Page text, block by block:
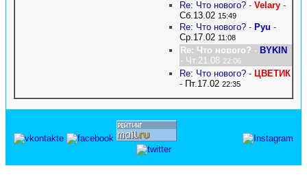
Re: Что нового? - Velary -
Сб.13.02 15:49
Re: Что нового? - Pyu -
Ср.17.02 11:08
Re: Что нового? - BYKIN
- Чт.21.08 22:06
Re: Что нового? - ЦВЕТИК
- Пт.17.02 22:35